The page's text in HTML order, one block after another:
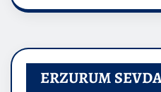
ERZURUM